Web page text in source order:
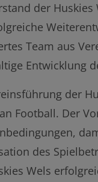
der
Team aus
Entwicklung
der
Football. Der
des
Wels